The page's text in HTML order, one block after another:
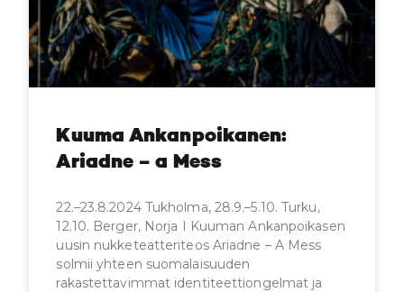
Kuuma Ankanpoikanen:
Ariadne – a Mess
22.–23.8.2024 Tukholma, 28.9.–5.10. Turku,
12.10. Berger, Norja I Kuuman Ankanpoikasen
uusin nukketeatteriteos Ariadne – A Mess
solmii yhteen suomalaisuuden
rakastettavimmat identiteettiongelmat ja